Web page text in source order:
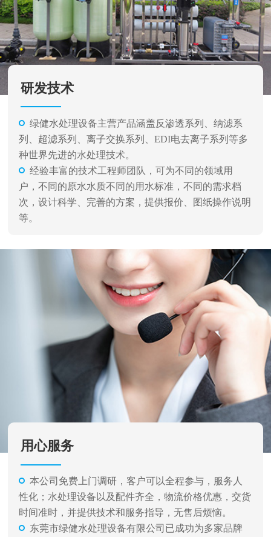
研发技术
绿健水处理设备主营产品涵盖反渗透系列、纳滤系
列、超滤系列、离子交换系列、EDI电去离子系列等多
种世界先进的水处理技术。
经验丰富的技术工程师团队，可为不同的领域用
户，不同的原水水质不同的用水标准，不同的需求档
次，设计科学、完善的方案，提供报价、图纸操作说明
等。
用心服务
本公司免费上门调研，客户可以全程参与，服务人
性化；水处理设备以及配件齐全，物流价格优惠，交货
时间准时，并提供技术和服务指导，无售后烦恼。
东莞市绿健水处理设备有限公司已成功为多家品牌